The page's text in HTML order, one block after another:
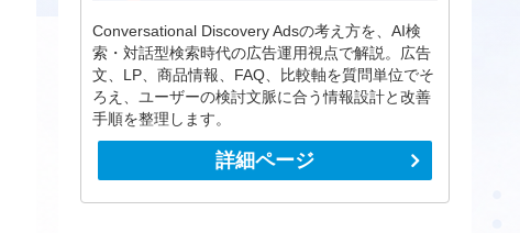
Conversational Discovery Adsの考え方を、AI検
索・対話型検索時代の広告運用視点で解説。広告
文、LP、商品情報、FAQ、比較軸を質問単位でそ
ろえ、ユーザーの検討文脈に合う情報設計と改善
手順を整理します。
詳細ページ